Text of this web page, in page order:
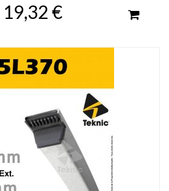
19,32 €